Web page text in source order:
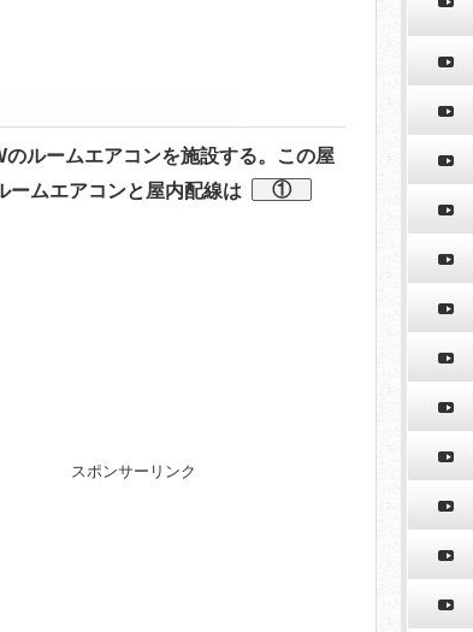
ルームエアコンを施設する。この屋
ームエアコンと屋内配線は
①
スポンサーリンク